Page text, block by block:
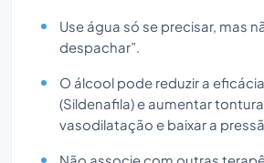
Use água só se precisar, mas
despachar”.
O álcool pode reduzir a
(Sildenafila) e aumentar
vasodilatação e baixar a